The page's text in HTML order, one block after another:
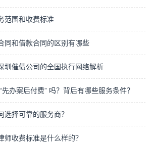
范围和收费标准
同和借款合同的区别有哪些
圳催债公司的全国执行网络解析
办案后付费” 吗？背后有哪些服务条件？
选择可靠的服务商？
师收费标准是什么样的？